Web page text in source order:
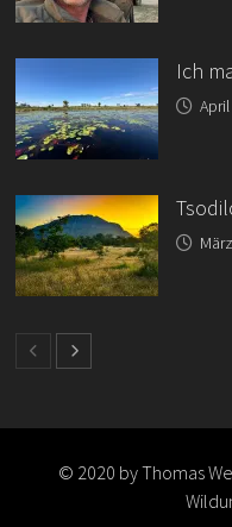
Ich
© 2020 by Thomas